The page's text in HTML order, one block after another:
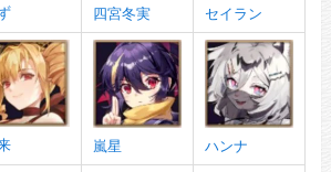
四宮冬実 セイラン
嵐星 ハンナ